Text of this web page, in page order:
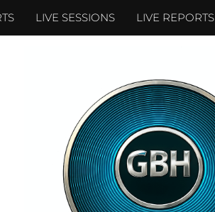
LIVE SESSIONS LIVE REPORTS